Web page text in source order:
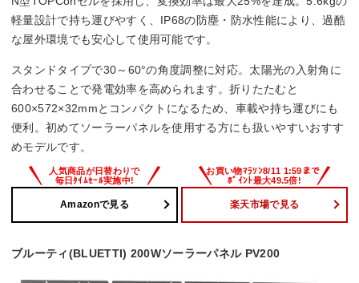
軽量設計で持ち運びやすく、IP68の防塵・防水性能により、過酷
な屋外環境でも安心して使用可能です。
スタンドタイプで30～60°の角度調整に対応。太陽光の入射角に
合わせることで発電効率を高められます。折りたたむと
600×572×32mmとコンパクトになるため、車載や持ち運びにも
便利。初めてソーラーパネルを使用する方にも扱いやすいおすす
めモデルです。
Amazonで見る 楽天市場で見る
ブルーティ(BLUETTI) 200Wソーラーパネル PV200